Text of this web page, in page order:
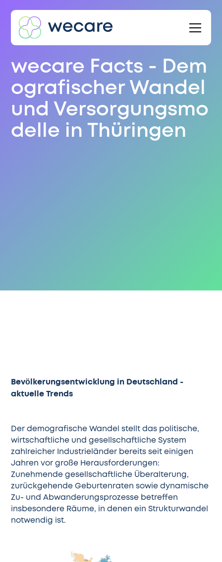
wecare Facts - Dem
ografischer Wandel
und Versorgungsmo
delle in Thüringen
Bevölkerungsentwicklung in Deutschland -
aktuelle Trends
Der demografische Wandel stellt das politische,
wirtschaftliche und gesellschaftliche System
zahlreicher Industrieländer bereits seit einigen
Jahren vor große Herausforderungen:
Zunehmende gesellschaftliche Überalterung,
zurückgehende Geburtenraten sowie dynamische
Zu- und Abwanderungsprozesse betreffen
insbesondere Räume, in denen ein Strukturwandel
notwendig ist.